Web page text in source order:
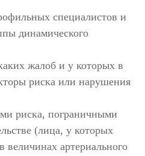
специалистов и
динамического
жалоб и у которых в
риска или нарушения
риска, пограничными
(лица, у которых
артериального